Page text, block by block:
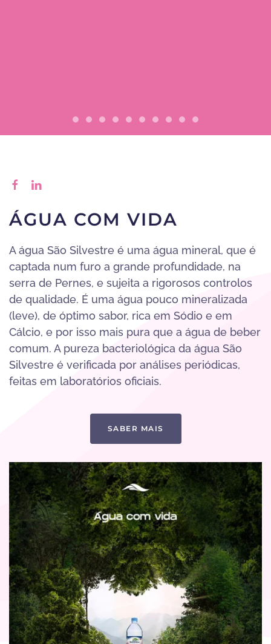
Refresque-se com a nossa água
Água que o acompanha em
Água com Vida
A naturalidade não se
ÁGUA COM VIDA
A água São Silvestre é uma água mineral, que é
captada num furo a grande profundidade, na
serra de Pernes, e sujeita a rigorosos controlos
de qualidade. É uma água pouco mineralizada
(leve), de óptimo sabor, rica em Sódio e em
Cálcio, e por isso mais pura que a água de beber
comum. A pureza bacteriológica da água São
Silvestre é verificada por análises periódicas,
feitas em laboratórios oficiais.
SABER MAIS